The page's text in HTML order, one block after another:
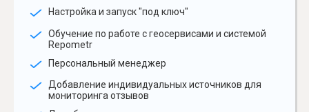
Настройка и запуск "под ключ"
Обучение по работе с геосервисами и системой
Repometr
Персональный менеджер
Добавление индивидуальных источников для
мониторинга отзывов